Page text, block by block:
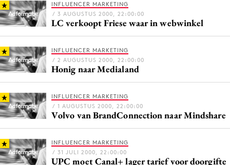
Reputatie & crisis
INFLUENCER MARKETING
/ 3 AUGUSTUS 2000, 22:00:00
LC verkoopt Friese waar in webwinkel
INFLUENCER MARKETING
/ 2 AUGUSTUS 2000, 22:00:00
Honig naar Medialand
INFLUENCER MARKETING
/ 1 AUGUSTUS 2000, 22:00:00
Volvo van BrandConnection naar Mindshare
INFLUENCER MARKETING
/ 31 JULI 2000, 22:00:00
UPC moet Canal+ lager tarief voor doorgifte